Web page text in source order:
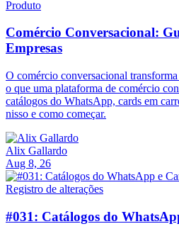
Produto
Comércio Conversacional:
Empresas
O comércio conversacional
o que uma plataforma de comércio
catálogos do WhatsApp, cards em
nisso e como começar.
Alix Gallardo
Aug 8, 26
Registro de alterações
#031: Catálogos do